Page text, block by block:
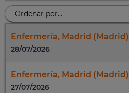
Enfermería, Madrid (Madrid)
28/07/2026
Enfermería, Madrid (Madrid)
27/07/2026